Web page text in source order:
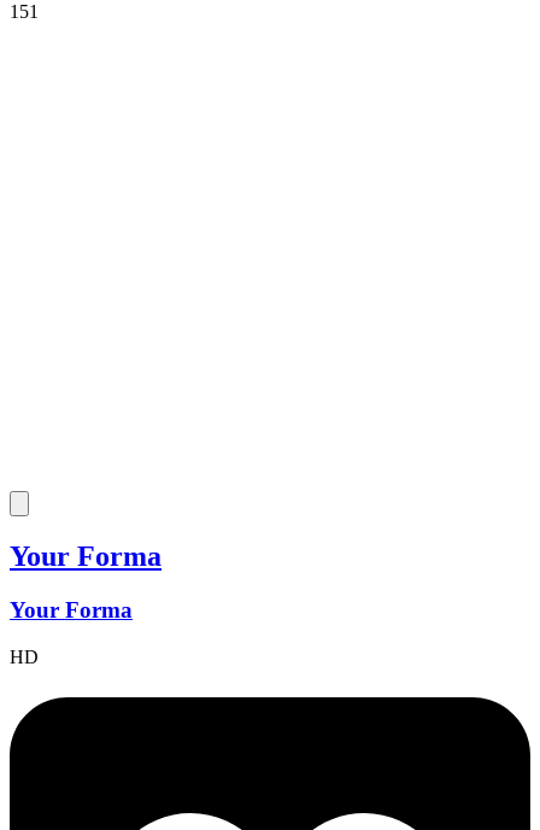
151
Your Forma
Your Forma
HD